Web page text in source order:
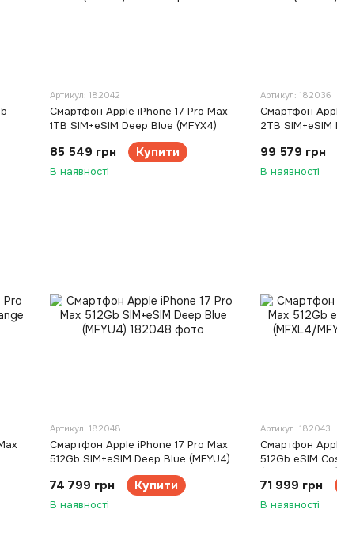
Артикул: 182042
Смартфон Apple iPhone 17 Pro Max
1TB SIM+eSIM Deep Blue (MFYX4)
85 549 грн Купити
В наявності
Артикул: 182036
Смартфон
2TB SIM+eSIM
99 579 грн
В наявності
Артикул: 182048
Смартфон Apple iPhone 17 Pro Max
512Gb SIM+eSIM Deep Blue (MFYU4)
74 799 грн Купити
В наявності
Артикул: 182043
Смартфон
512Gb eSIM
71 999 грн
В наявності